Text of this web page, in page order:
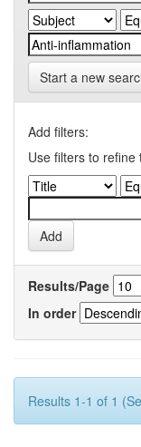
Start a new
Add filters:
Use filters to
Results/Page
In order
Results 1-1 of 1